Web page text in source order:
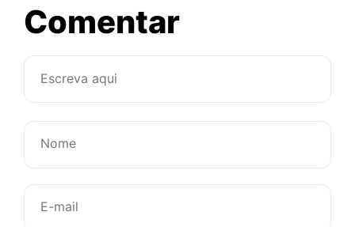
Comentarsobre